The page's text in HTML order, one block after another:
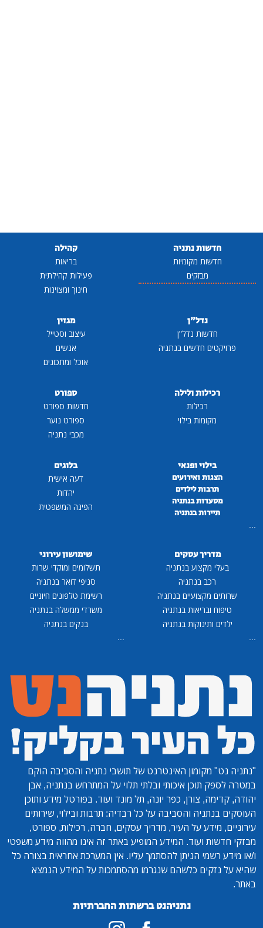
חדשות נתניה
חדשות מקומיות
מבזקים
קהילה
בריאות
פעילות קהילתית
חינוך ומצוינות
נדל"ן
חדשות נדל"ן
פרויקטים חדשים בנתניה
מגזין
עיצוב וסטייל
אנשים
אוכל ומתכונים
רכילות ולילה
רכילות
מקומות בילוי
ספורט
חדשות ספורט
ספורט נוער
מכבי נתניה
בילוי ופנאי
הצגות ואירועים
תרבות לילדים
מסעדות בנתניה
תיירות בנתניה
...
בלוגים
דעה אישית
יהדות
הפינה המשפטית
מדריך עסקים
בעלי מקצוע בנתניה
רכב בנתניה
שרותים מקצועיים בנתניה
טיפוח ובריאות בנתניה
ילדים ותינוקות בנתניה
...
שימושון עירוני
תשלומים ומוקדי שרות
סניפי דואר בנתניה
רשימת טלפונים חיוניים
משרדי ממשלה בנתניה
בנקים בנתניה
...
"נתניה נט" מקומון האינטרנט של תושבי נתניה והסביבה הוקם
במטרה לספק תוכן איכותי ובלתי תלוי על המתרחש בנתניה, אבן
יהודה, קדימה, צורן, כפר יונה, תל מונד ועוד. בפורטל מידע ותוכן
העוסקים בנתניה והסביבה על כל רבדיה: תרבות ובילוי, שירותים
עירוניים, מידע על העיר, מדריך עסקים, חברה, רכילות, ספורט,
מבזקי חדשות ועוד. המידע המופיע באתר זה אינו מהווה מידע משפטי
ו/או מידע רשמי הניתן להסתמך עליו. אין המערכת אחראית בצורה כל
שהיא על נזקים כלשהם שנגרמו מהסתמכות על המידע הנמצא
באתר.
נתניהנט ברשתות החברתיות